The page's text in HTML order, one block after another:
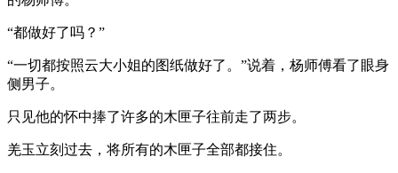
“都做好了吗？”
“一切都按照云大小姐的图纸做好了。”说着，杨师傅看了眼身
侧男子。
只见他的怀中捧了许多的木匣子往前走了两步。
羌玉立刻过去，将所有的木匣子全部都接住。